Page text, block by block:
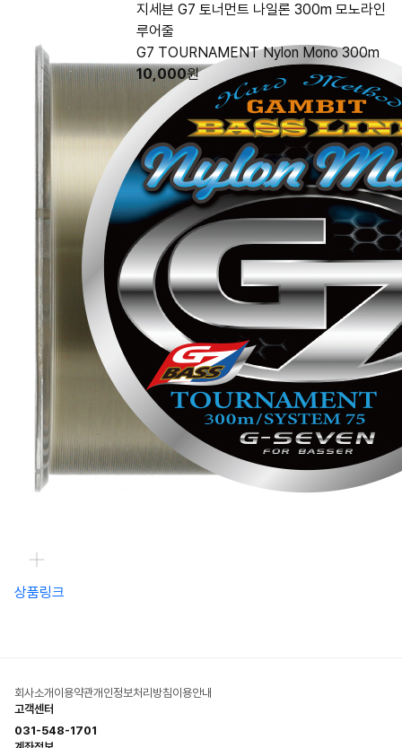
지세븐 G7 토너먼트 나일론 300m 모노라인
루어줄
G7 TOURNAMENT Nylon Mono 300m
10,000원
상품링크
회사소개 이용약관개인정보처리방침이용안내
고객센터
031-548-1701